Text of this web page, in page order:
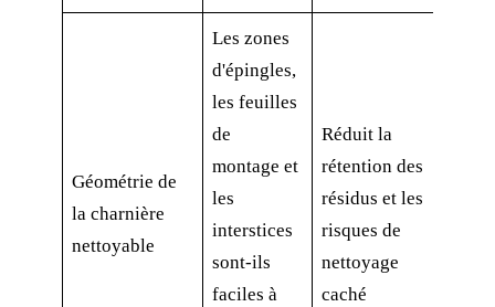
Géométrie de
la charnière
nettoyable
Les zones
d'épingles,
les feuilles
de
montage et
les
interstices
sont-ils
faciles à
Réduit la
rétention des
résidus et les
risques de
nettoyage
caché